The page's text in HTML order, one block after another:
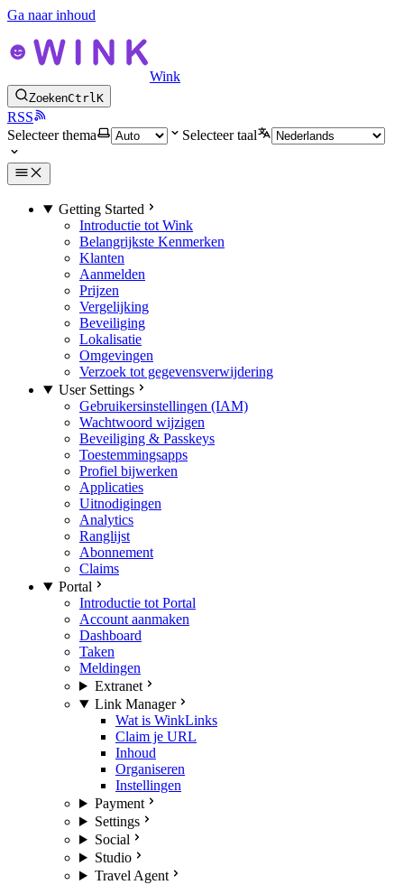
Ga naar inhoud
Wink
ZoekenCtrlK
RSS
Selecteer thema
Selecteer taal
Getting Started
Introductie tot Wink
Belangrijkste Kenmerken
Klanten
Aanmelden
Prijzen
Vergelijking
Beveiliging
Lokalisatie
Omgevingen
Verzoek tot gegevensverwijdering
User Settings
Gebruikersinstellingen (IAM)
Wachtwoord wijzigen
Beveiliging & Passkeys
Toestemmingsapps
Profiel bijwerken
Applicaties
Uitnodigingen
Analytics
Ranglijst
Abonnement
Claims
Portal
Introductie tot Portal
Account aanmaken
Dashboard
Taken
Meldingen
Extranet
Link Manager
Wat is WinkLinks
Claim je URL
Inhoud
Organiseren
Instellingen
Payment
Settings
Social
Studio
Travel Agent